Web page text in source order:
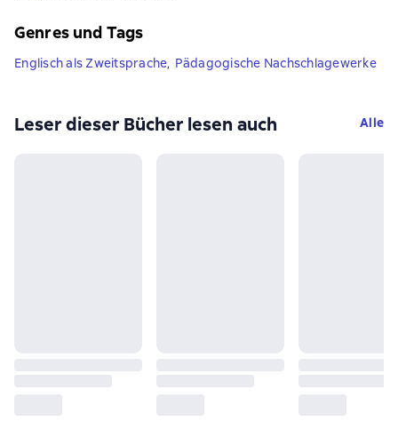
Genres und Tags
Englisch als Zweitsprache, Pädagogische Nachschlagewerke
Leser dieser Bücher lesen auch Alle